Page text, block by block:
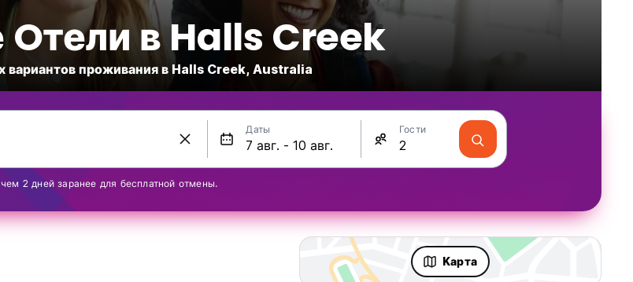
в Halls Creek
вариантов проживания в Halls Creek, Australia
Даты Гости
2 дней заранее для бесплатной отмены.
Kарта